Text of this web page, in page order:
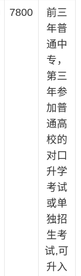
7800
前三
年普
通中
专，
第三
年参
加普
通高
校的
对口
升学
考试
或单
独招
生考
试,可
升入